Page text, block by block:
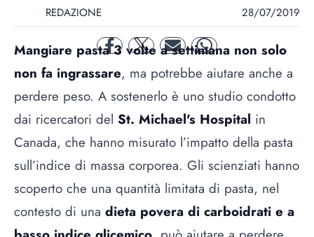
REDAZIONE 28/07/2019
facebooktwitter mail whatsapp
Mangiare pasta 3 volte a settimana non solo
non fa ingrassare, ma potrebbe aiutare anche a
perdere peso. A sostenerlo è uno studio condotto
dai ricercatori del St. Michael's Hospital in
Canada, che hanno misurato l’impatto della pasta
sull’indice di massa corporea. Gli scienziati hanno
scoperto che una quantità limitata di pasta, nel
contesto di una dieta povera di carboidrati e a